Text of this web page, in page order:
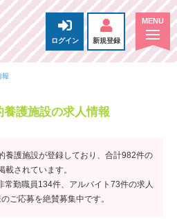
ログイン 新規登録
報
養護施設の求人情報
養護施設が登録しており、合計982件の
載されています。
常勤職員134件、アルバイト73件の求人
ご応募を絶賛募集中です。